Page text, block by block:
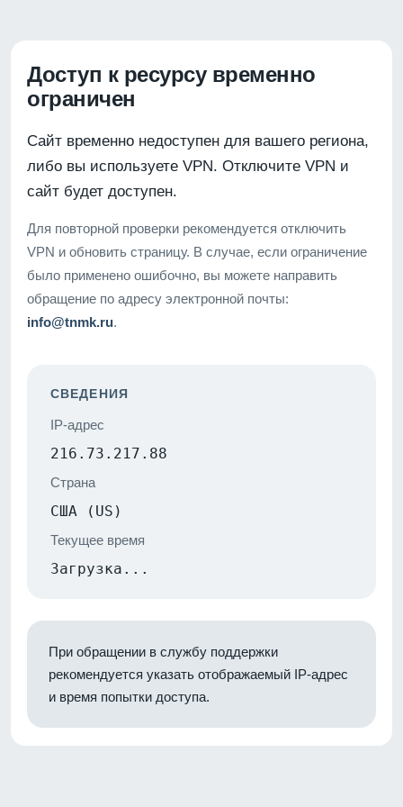
Доступ к ресурсу временно
ограничен
Сайт временно недоступен для вашего региона,
либо вы используете VPN. Отключите VPN и
сайт будет доступен.
Для повторной проверки рекомендуется отключить
VPN и обновить страницу. В случае, если ограничение
было применено ошибочно, вы можете направить
обращение по адресу электронной почты:
info@tnmk.ru.
СВЕДЕНИЯ
IP-адрес
216.73.217.88
Страна
США (US)
Текущее время
Загрузка...
При обращении в службу поддержки
рекомендуется указать отображаемый IP-адрес
и время попытки доступа.